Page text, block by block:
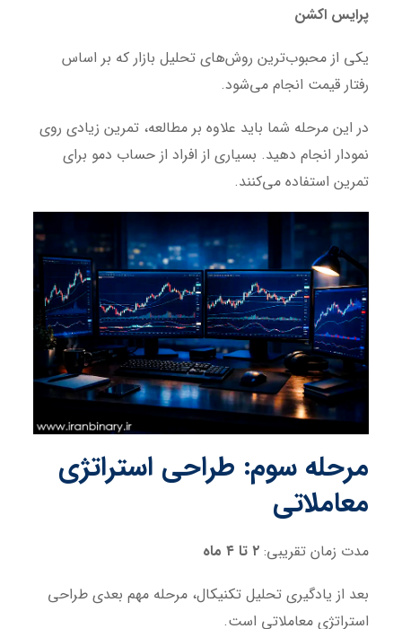
پرایس اکشن
یکی از محبوب‌ترین روش‌های تحلیل بازار که بر اساس
رفتار قیمت انجام می‌شود.
در این مرحله شما باید علاوه بر مطالعه، تمرین زیادی روی
نمودار انجام دهید. بسیاری از افراد از حساب دمو برای
تمرین استفاده می‌کنند.
مرحله سوم: طراحی استراتژی
معاملاتی
مدت زمان تقریبی: ۲ تا ۴ ماه
بعد از یادگیری تحلیل تکنیکال، مرحله مهم بعدی طراحی
استراتژی معاملاتی است.